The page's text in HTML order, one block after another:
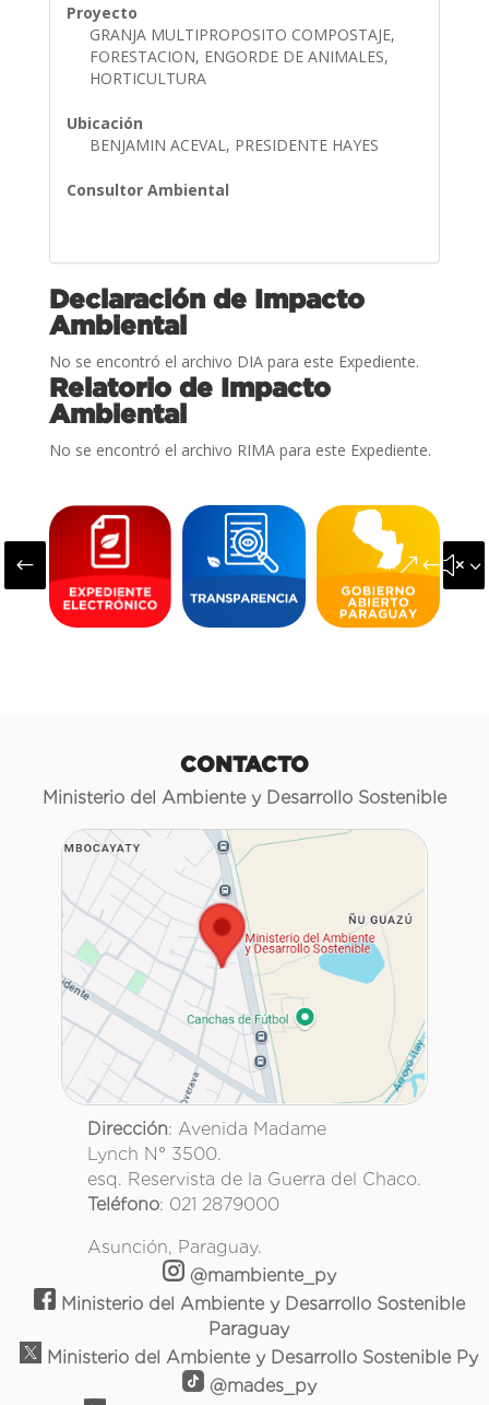
Proyecto
GRANJA MULTIPROPOSITO COMPOSTAJE,
FORESTACION, ENGORDE DE ANIMALES,
HORTICULTURA
Ubicación
BENJAMIN ACEVAL, PRESIDENTE HAYES
Consultor Ambiental
Declaración de Impacto
Ambiental
No se encontró el archivo DIA para este Expediente.
Relatorio de Impacto
Ambiental
No se encontró el archivo RIMA para este Expediente.
#
CONTACTO
Ministerio del Ambiente y Desarrollo Sostenible
Dirección: Avenida Madame
Lynch N° 3500.
esq. Reservista de la Guerra del Chaco.
Teléfono: 021 2879000
Asunción, Paraguay.
@mambiente_py
Ministerio del Ambiente y Desarrollo Sostenible
Paraguay
Ministerio del Ambiente y Desarrollo Sostenible Py
@mades_py